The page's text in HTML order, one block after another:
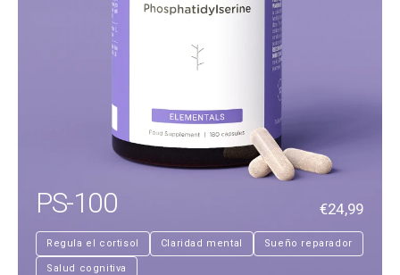
PS-100 €24,99
Regula el cortisol Claridad mental Sueño reparador
Salud cognitiva